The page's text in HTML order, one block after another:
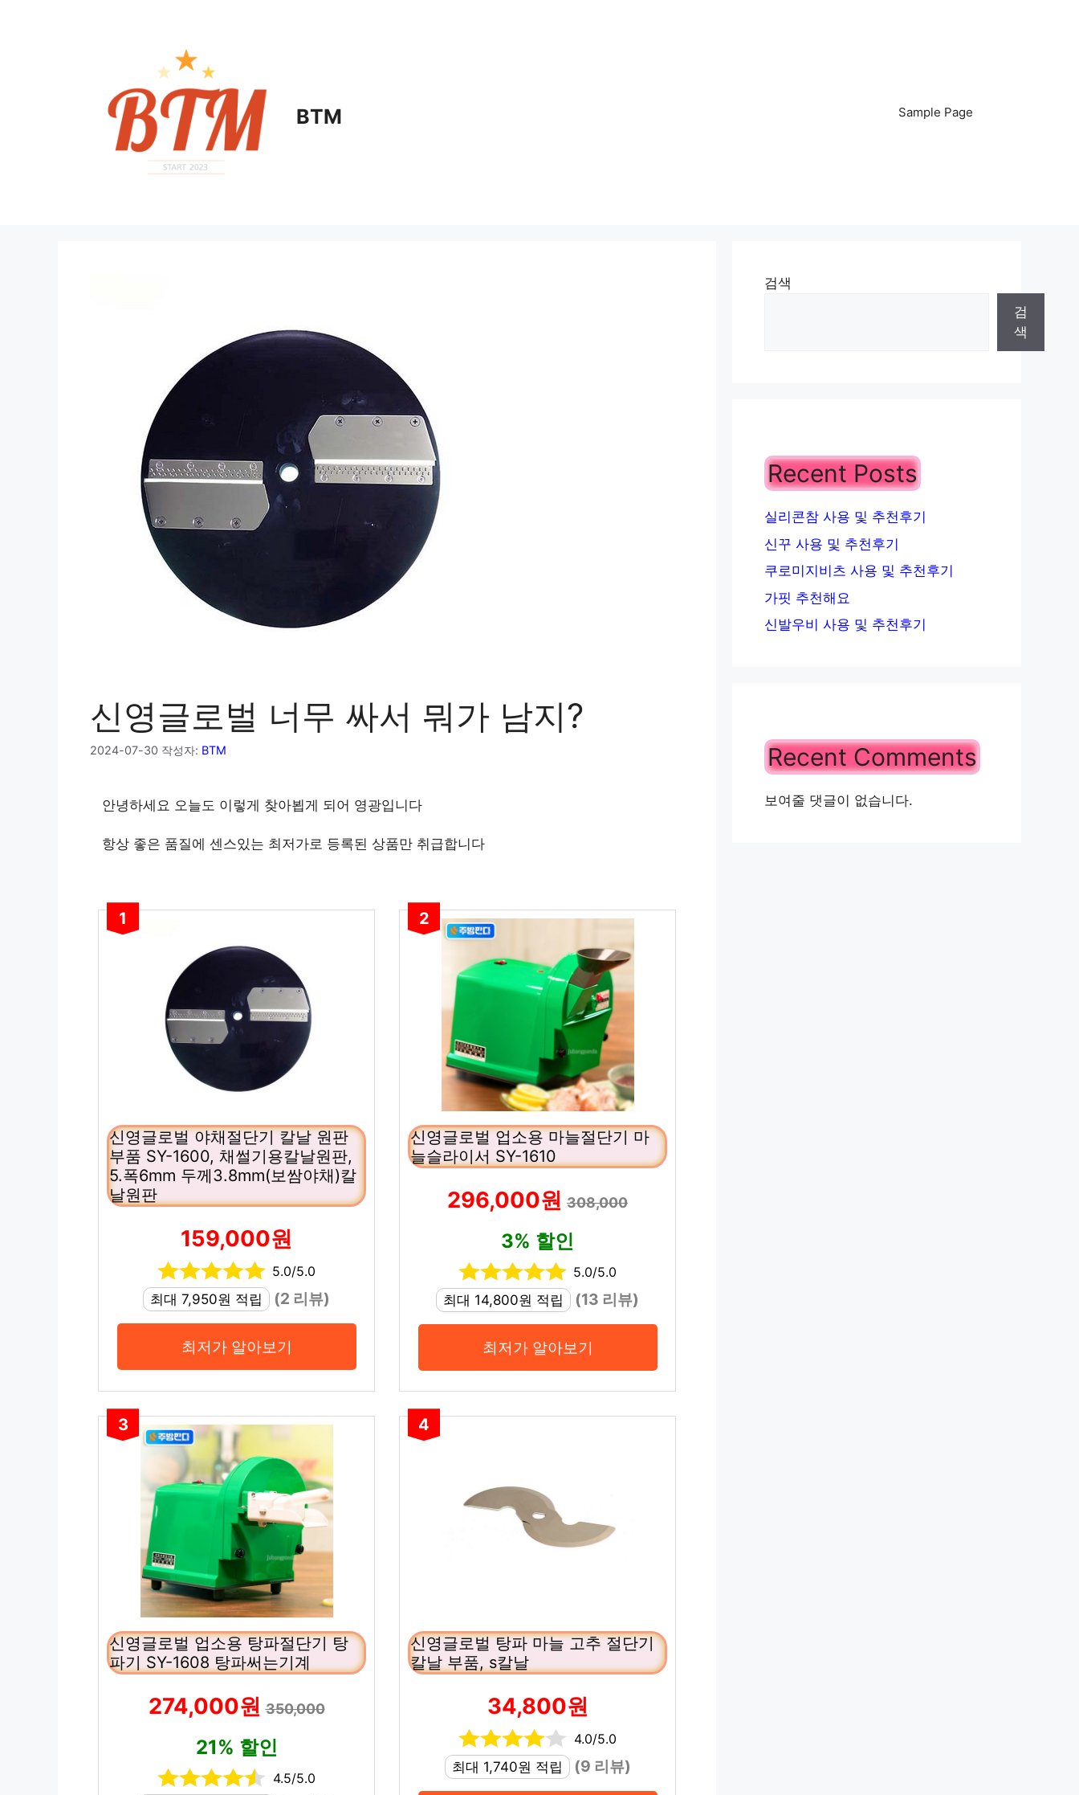
BTM Sample Page
신영글로벌 너무 싸서 뭐가 남지?
2024-07-30 작성자: BTM
안녕하세요 오늘도 이렇게 찾아뵙게 되어 영광입니다
항상 좋은 품질에 센스있는 최저가로 등록된 상품만 취급합니다
1
신영글로벌 야채절단기 칼날 원판
부품 SY-1600, 채썰기용칼날원판,
5.폭6mm 두께3.8mm(보쌈야채)칼
날원판
159,000원
5.0/5.0
최대 7,950원 적립
(2 리뷰)
최저가 알아보기
2
신영글로벌 업소용 마늘절단기 마
늘슬라이서 SY-1610
296,000원 308,000
3% 할인
5.0/5.0
최대 14,800원 적립
(13 리뷰)
최저가 알아보기
3
신영글로벌 업소용 탕파절단기 탕
파기 SY-1608 탕파써는기계
274,000원350,000
21% 할인
4.5/5.0
4
신영글로벌 탕파 마늘 고추 절단기
칼날 부품, s칼날
34,800원
4.0/5.0
최대 1,740원 적립
(9 리뷰)
검색
검
색
Recent Posts
실리콘참 사용 및 추천후기
신꾸 사용 및 추천후기
쿠로미지비츠 사용 및 추천후기
가핏 추천해요
신발우비 사용 및 추천후기
Recent Comments
보여줄 댓글이 없습니다.